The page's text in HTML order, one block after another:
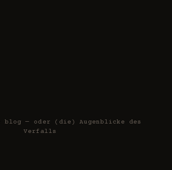
— oder (die) Augenblicke des
Verfalls